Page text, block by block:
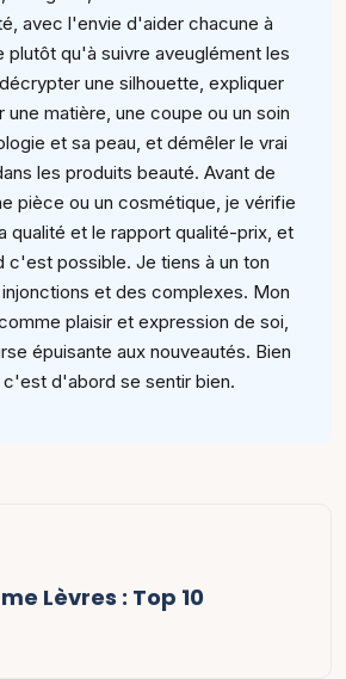
avec l'envie d'aider chacune à
plutôt qu'à suivre aveuglément les
une silhouette, expliquer
matière, une coupe ou un soin
et sa peau, et démêler le vrai
les produits beauté. Avant de
pièce ou un cosmétique, je vérifie
qualité et le rapport qualité-prix, et
c'est possible. Je tiens à un ton
et des complexes. Mon
plaisir et expression de soi,
épuisante aux nouveautés. Bien
c'est d'abord se sentir bien.
Lèvres : Top 10